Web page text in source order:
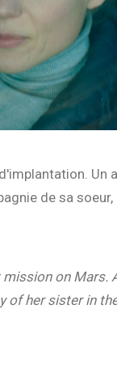
Un
de sa soeur,
on Mars.
of her sister in